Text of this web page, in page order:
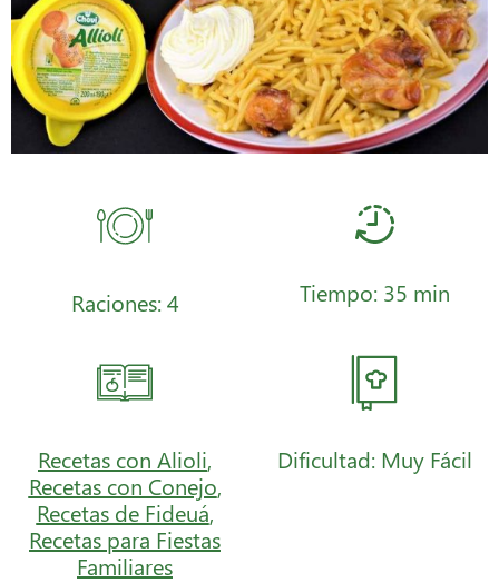
Raciones: 4 Tiempo: 35 min
Recetas con Alioli,
Recetas con Conejo,
Recetas de Fideuá,
Recetas para Fiestas
Familiares
Dificultad: Muy Fácil